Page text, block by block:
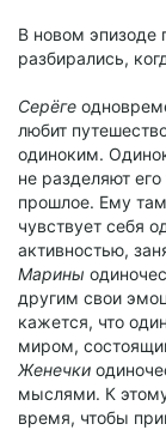
В новом
разбирались,
Серёге
любит
одиноким.
не разделяют
прошлое. Ему
чувствует себя
активностью,
Марины
другим свои
кажется, что
миром,
Женечки
мыслями. К
время, чтобы